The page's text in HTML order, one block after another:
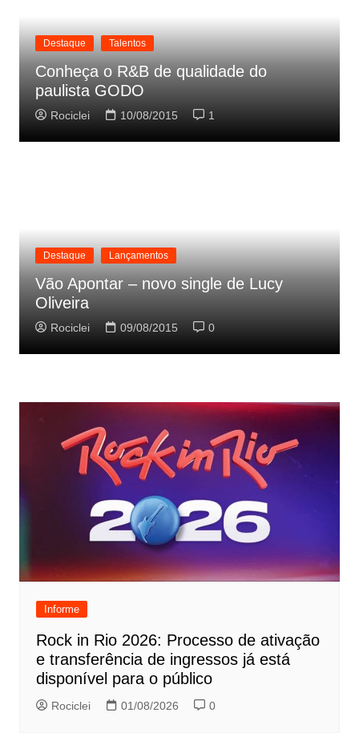
Destaque Talentos
Conheça o R&B de qualidade do
paulista GODO
Rociclei 10/08/2015 1
Destaque Lançamentos
Vão Apontar – novo single de Lucy
Oliveira
Rociclei 09/08/2015 0
Informe
Rock in Rio 2026: Processo de ativação
e transferência de ingressos já está
disponível para o público
Rociclei 01/08/2026 0